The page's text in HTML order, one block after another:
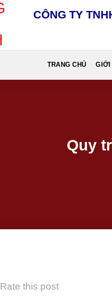
CÔNG TY
TRANG CHỦ GIỚI
Quy
Rate this post